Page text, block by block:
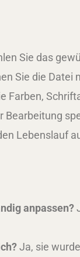
Sie das
Sie die Datei
Farben,
Bearbeitung
Lebenslauf
anpassen?
Ja, sie